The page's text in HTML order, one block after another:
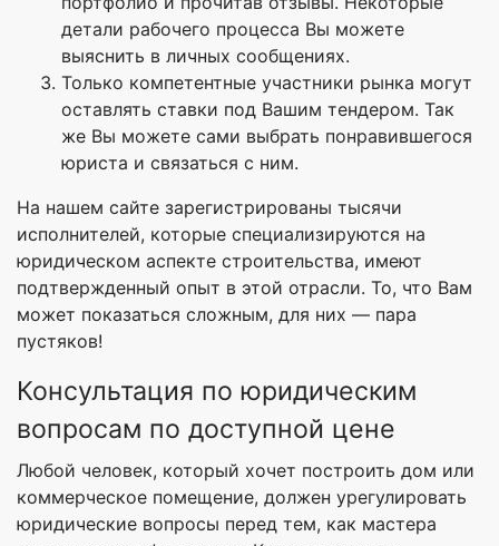
детали рабочего процесса Вы можете
выяснить в личных сообщениях.
Только компетентные участники рынка могут
оставлять ставки под Вашим тендером. Так
же Вы можете сами выбрать понравившегося
юриста и связаться с ним.
На нашем сайте зарегистрированы тысячи
исполнителей, которые специализируются на
юридическом аспекте строительства, имеют
подтвержденный опыт в этой отрасли. То, что Вам
может показаться сложным, для них — пара
пустяков!
Консультация по юридическим
вопросам по доступной цене
Любой человек, который хочет построить дом или
коммерческое помещение, должен урегулировать
юридические вопросы перед тем, как мастера